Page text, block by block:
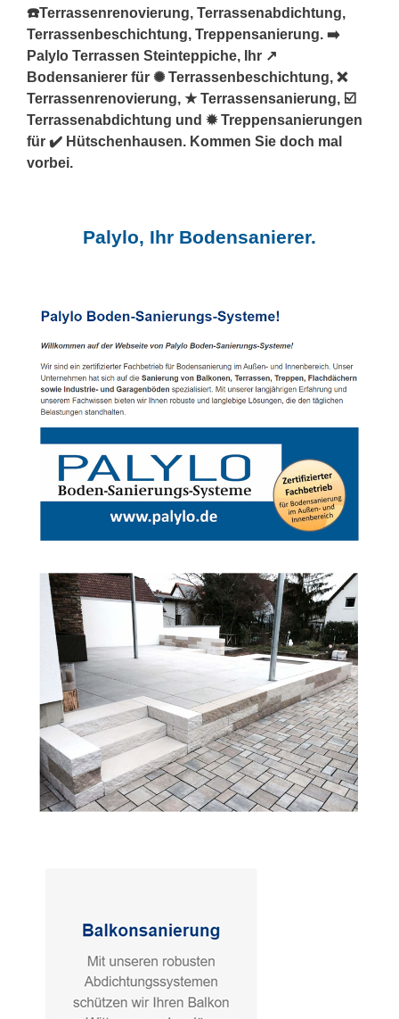
☎️Terrassenrenovierung, Terrassenabdichtung,
Terrassenbeschichtung, Treppensanierung. ➡️
Palylo Terrassen Steinteppiche, Ihr ↗️
Bodensanierer für ✺ Terrassenbeschichtung, ❌
Terrassenrenovierung, ★ Terrassensanierung, ☑️
Terrassenabdichtung und ✹ Treppensanierungen
für ✔️ Hütschenhausen. Kommen Sie doch mal
vorbei.
Palylo, Ihr Bodensanierer.